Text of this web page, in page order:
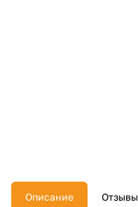
Описание Отзывы